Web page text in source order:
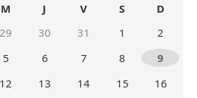
M J V S
D
29 30 31 1
2
5 6 7 8
9
12 13 14 15
16